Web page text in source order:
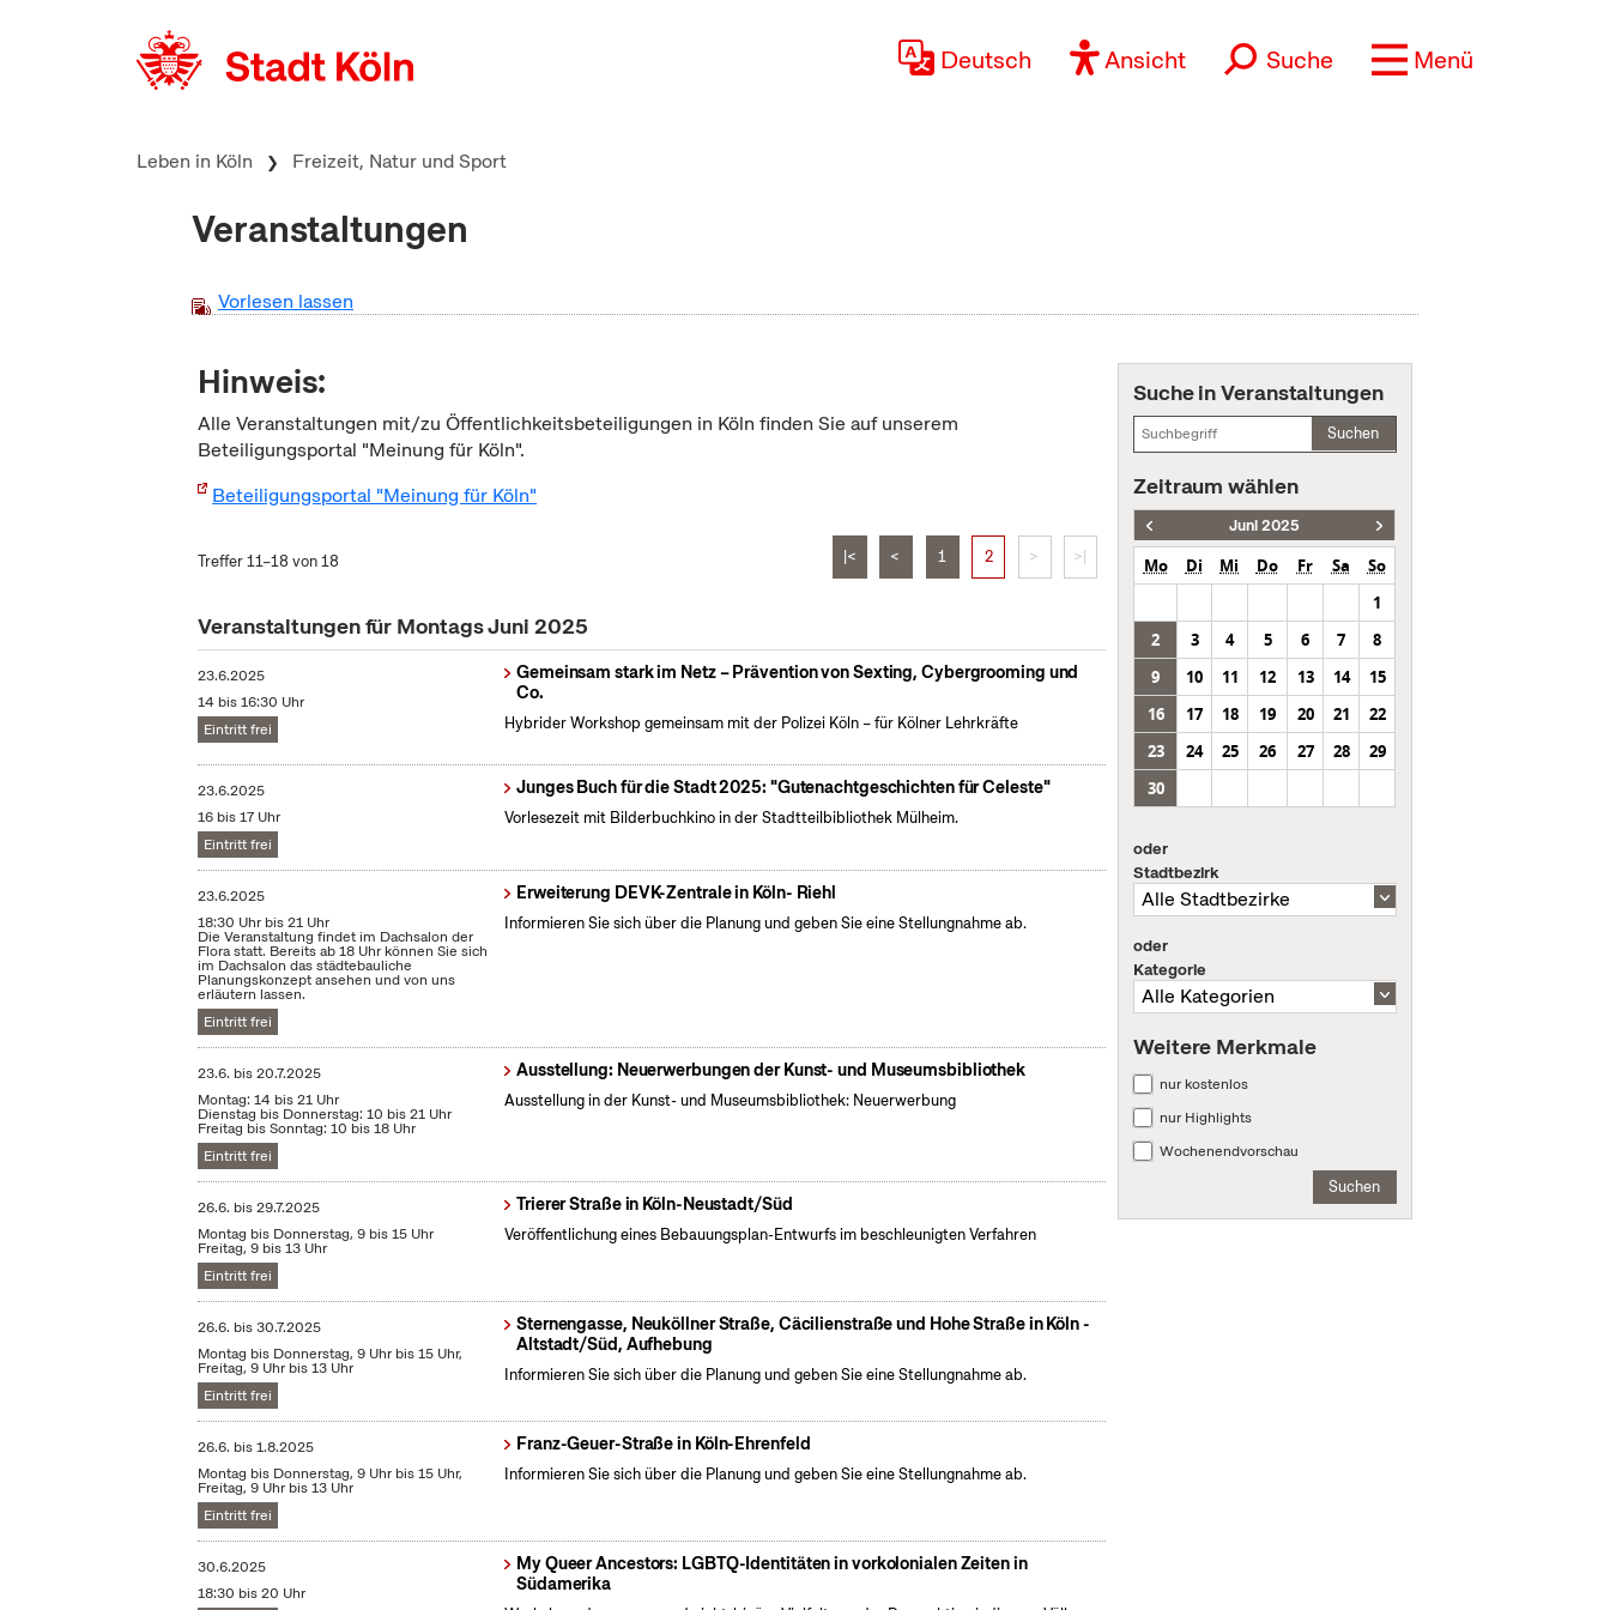
Deutsch Ansicht Suche Menü
Leben in Köln Freizeit, Natur und Sport
Veranstaltungen
Vorlesen lassen
Hinweis:
Alle Veranstaltungen mit/zu Öffentlichkeitsbeteiligungen in Köln finden Sie auf unserem
Beteiligungsportal "Meinung für Köln".
Beteiligungsportal "Meinung für Köln"
Treffer 11–18 von 18 |< < 1 2 > >|
Veranstaltungen für Montags Juni 2025
23.6.2025
14 bis 16:30 Uhr
Eintritt frei
Gemeinsam stark im Netz – Prävention von Sexting, Cybergrooming und
Co.
Hybrider Workshop gemeinsam mit der Polizei Köln – für Kölner Lehrkräfte
23.6.2025
16 bis 17 Uhr
Eintritt frei
Junges Buch für die Stadt 2025: "Gutenachtgeschichten für Celeste"
Vorlesezeit mit Bilderbuchkino in der Stadtteilbibliothek Mülheim.
23.6.2025
18:30 Uhr bis 21 Uhr
Die Veranstaltung findet im Dachsalon der
Flora statt. Bereits ab 18 Uhr können Sie sich
im Dachsalon das städtebauliche
Planungskonzept ansehen und von uns
erläutern lassen.
Eintritt frei
Erweiterung DEVK-Zentrale in Köln- Riehl
Informieren Sie sich über die Planung und geben Sie eine Stellungnahme ab.
23.6. bis20.7.2025
Montag: 14 bis 21 Uhr
Dienstag bis Donnerstag: 10 bis 21 Uhr
Freitag bis Sonntag: 10 bis 18 Uhr
Eintritt frei
Ausstellung: Neuerwerbungen der Kunst- und Museumsbibliothek
Ausstellung in der Kunst- und Museumsbibliothek: Neuerwerbung
26.6. bis29.7.2025
Montag bis Donnerstag, 9 bis 15 Uhr
Freitag, 9 bis 13 Uhr
Eintritt frei
Trierer Straße in Köln-Neustadt/Süd
Veröffentlichung eines Bebauungsplan-Entwurfs im beschleunigten Verfahren
26.6. bis30.7.2025
Montag bis Donnerstag, 9 Uhr bis 15 Uhr,
Freitag, 9 Uhr bis 13 Uhr
Eintritt frei
Sternengasse, Neuköllner Straße, Cäcilienstraße und Hohe Straße in Köln -
Altstadt/Süd, Aufhebung
Informieren Sie sich über die Planung und geben Sie eine Stellungnahme ab.
26.6. bis1.8.2025
Montag bis Donnerstag, 9 Uhr bis 15 Uhr,
Freitag, 9 Uhr bis 13 Uhr
Eintritt frei
Franz-Geuer-Straße in Köln-Ehrenfeld
Informieren Sie sich über die Planung und geben Sie eine Stellungnahme ab.
30.6.2025
18:30 bis 20 Uhr
My Queer Ancestors: LGBTQ-Identitäten in vorkolonialen Zeiten in
Südamerika
Suche in Veranstaltungen
Suchen
Zeitraum wählen
Juni 2025
Mo Di Mi Do Fr Sa
So
1
2
3 4 5 6 7
8
9
10 11 12 13 14
15
16
17 18 19 20 21
22
23
24 25 26 27 28
29
30
oder
Stadtbezirk
oder
Kategorie
Weitere Merkmale
nur kostenlos
nur Highlights
Wochenendvorschau
Suchen